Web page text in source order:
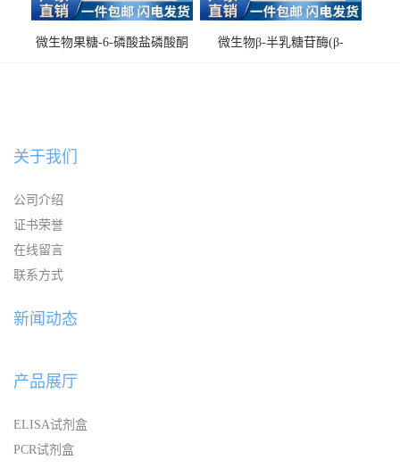
微生物果糖-6-磷酸盐磷酸酮
微生物β-半乳糖苷酶(β-
关于我们
公司介绍
证书荣誉
在线留言
联系方式
新闻动态
产品展厅
ELISA试剂盒
PCR试剂盒